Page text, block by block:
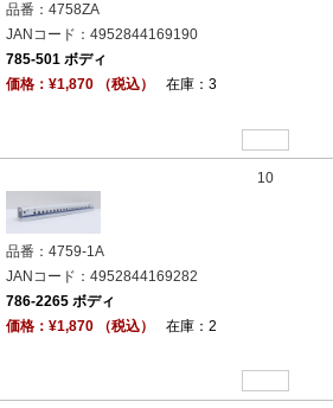
品番：4758ZA
JANコード：4952844169190
785-501 ボディ
価格：¥1,870 （税込）
在庫：3
10
品番：4759-1A
JANコード：4952844169282
786-2265 ボディ
価格：¥1,870 （税込）
在庫：2